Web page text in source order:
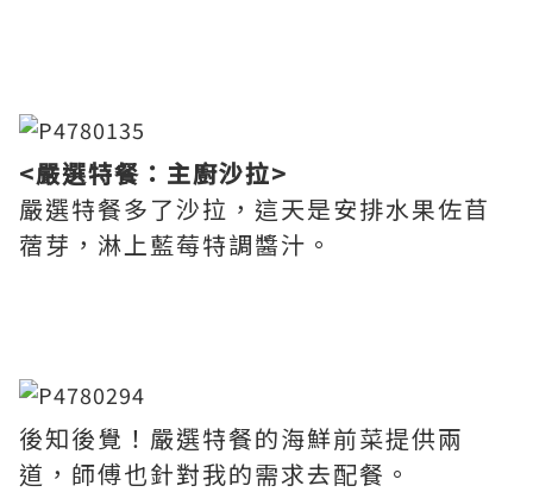
<嚴選特餐：主廚沙拉>
嚴選特餐多了沙拉，這天是安排水果佐苜
蓿芽，淋上藍莓特調醬汁。
後知後覺！嚴選特餐的海鮮前菜提供兩
道，師傅也針對我的需求去配餐。